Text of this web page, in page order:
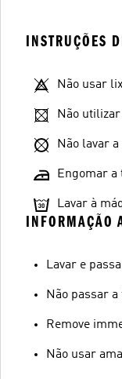
INSTRUÇÕES
Não usar
Não
Não lavar a
Engomar a
Lavar à
INFORMAÇÃO
Lavar e
Não passar
Remove
Não usar